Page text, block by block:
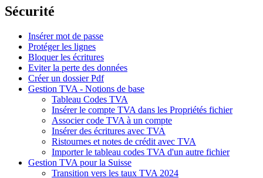
Sécurité
Insérer mot de passe
Protéger les lignes
Bloquer les écritures
Eviter la perte des données
Créer un dossier Pdf
Gestion TVA - Notions de base
Tableau Codes TVA
Insérer le compte TVA dans les Propriétés fichier
Associer code TVA à un compte
Insérer des écritures avec TVA
Ristournes et notes de crédit avec TVA
Importer le tableau codes TVA d'un autre fichier
Gestion TVA pour la Suisse
Transition vers les taux TVA 2024